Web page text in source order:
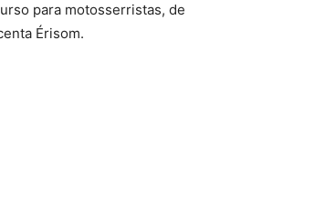
para motosserristas, de
Érisom.